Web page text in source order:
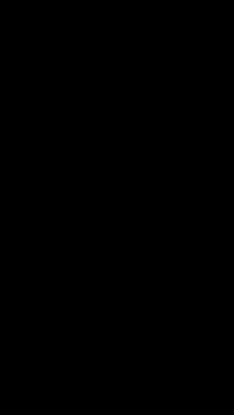
секретные подфорумы которые